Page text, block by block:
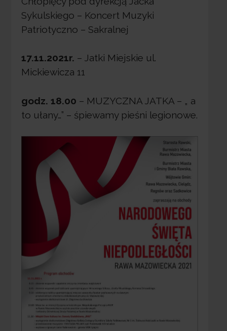
Sykulskiego – Koncert Muzyki
Patriotyczno – Sakralnej
17.11.2021r. – Jatki Miejskie ul.
Mickiewicza 11
godz. 18.00 – MUZYCZNA JATKA – „ a
to ułany…” – śpiewamy pieśni legionowe.